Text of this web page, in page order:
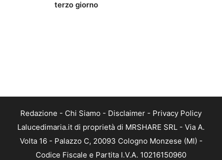
terzo giorno
Redazione - Chi Siamo - Disclaimer - Privacy Policy
Lalucedimaria.it di proprietà di MRSHARE SRL - Via A.
Volta 16 - Palazzo C, 20093 Cologno Monzese (MI) -
Codice Fiscale e Partita I.V.A. 10216150960